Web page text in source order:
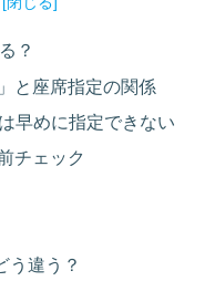
？
と座席指定の関係
早めに指定できない
チェック
う違う？